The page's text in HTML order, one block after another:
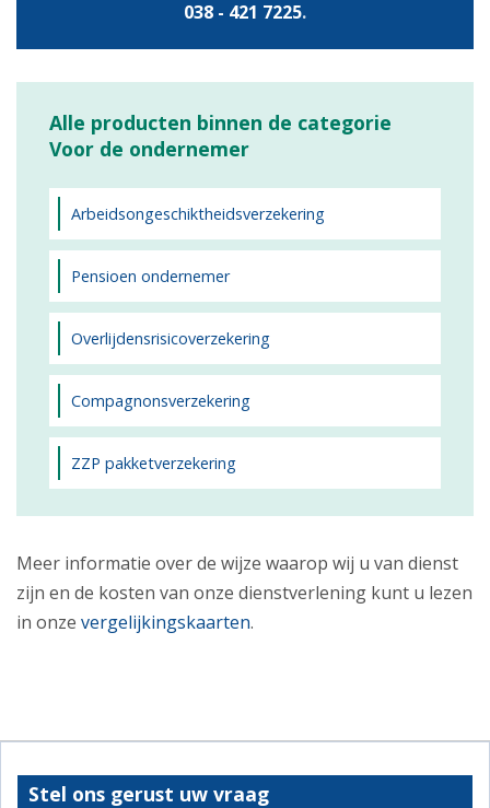
038 - 421 7225.
Alle producten binnen de categorie
Voor de ondernemer
Arbeidsongeschiktheidsverzekering
Pensioen ondernemer
Overlijdensrisicoverzekering
Compagnonsverzekering
ZZP pakketverzekering
Meer informatie over de wijze waarop wij u van dienst
zijn en de kosten van onze dienstverlening kunt u lezen
in onze vergelijkingskaarten.
Stel ons gerust uw vraag